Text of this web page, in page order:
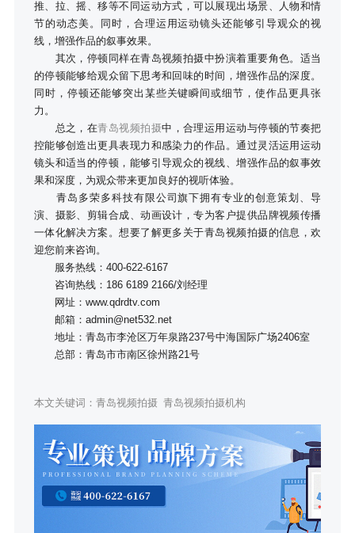
推、拉、摇、移等不同运动方式，可以展现出场景、人物和情
节的动态美。同时，合理运用运动镜头还能够引导观众的视
线，增强作品的叙事效果。
其次，停顿同样在青岛视频拍摄中扮演着重要角色。适当
的停顿能够给观众留下思考和回味的时间，增强作品的深度。
同时，停顿还能够突出某些关键瞬间或细节，使作品更具张
力。
总之，在青岛视频拍摄中，合理运用运动与停顿的节奏把
控能够创造出更具表现力和感染力的作品。通过灵活运用运动
镜头和适当的停顿，能够引导观众的视线、增强作品的叙事效
果和深度，为观众带来更加良好的视听体验。
青岛多荣多科技有限公司旗下拥有专业的创意策划、导
演、摄影、剪辑合成、动画设计，专为客户提供品牌视频传播
一体化解决方案。想要了解更多关于青岛视频拍摄的信息，欢
迎您前来咨询。
服务热线：400-622-6167
咨询热线：186 6189 2166/刘经理
网址：www.qdrdtv.com
邮箱：admin@net532.net
地址：青岛市李沧区万年泉路237号中海国际广场2406室
总部：青岛市市南区徐州路21号
本文关键词： 青岛视频拍摄 青岛视频拍摄机构